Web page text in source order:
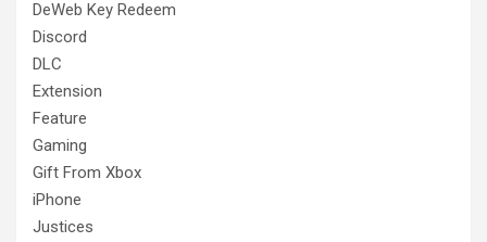
DeWeb Key Redeem
Discord
DLC
Extension
Feature
Gaming
Gift From Xbox
iPhone
Justices